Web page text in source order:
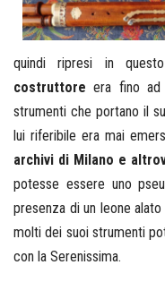
quindi ripresi in
costruttore era fino ad
strumenti che portano il
lui riferibile era mai
archivi di Milano e
potesse essere uno
presenza di un leone
molti dei suoi strumenti
con la Serenissima.